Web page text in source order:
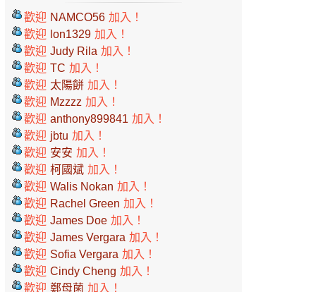
歡迎 NAMCO56 加入！
歡迎 lon1329 加入！
歡迎 Judy Rila 加入！
歡迎 TC 加入！
歡迎 太陽餅 加入！
歡迎 Mzzzz 加入！
歡迎 anthony899841 加入！
歡迎 jbtu 加入！
歡迎 安安 加入！
歡迎 柯國斌 加入！
歡迎 Walis Nokan 加入！
歡迎 Rachel Green 加入！
歡迎 James Doe 加入！
歡迎 James Vergara 加入！
歡迎 Sofia Vergara 加入！
歡迎 Cindy Cheng 加入！
歡迎 鄭母菌 加入！